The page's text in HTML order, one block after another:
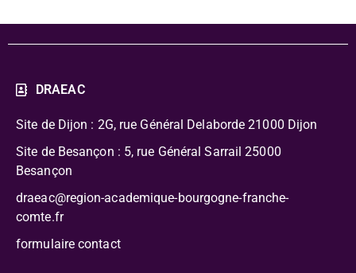
DRAEAC
Site de Dijon : 2G, rue Général Delaborde 21000 Dijon
Site de Besançon : 5, rue Général Sarrail 25000
Besançon
draeac@region-academique-bourgogne-franche-
comte.fr
formulaire contact